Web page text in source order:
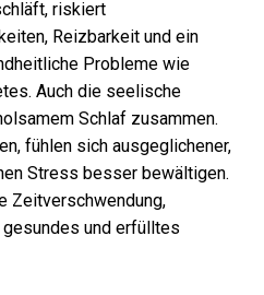
riskiert
Reizbarkeit und ein
Probleme wie
Auch die seelische
Schlaf zusammen.
fühlen sich ausgeglichener,
Stress besser bewältigen.
Zeitverschwendung,
und erfülltes